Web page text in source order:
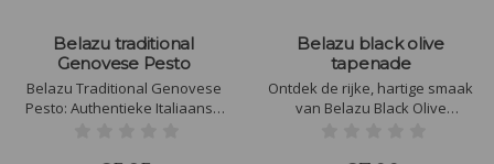
Belazu traditional
Genovese Pesto
Belazu Traditional Genovese
Pesto: Authentieke Italiaanse
Belazu black olive
tapenade
Ontdek de rijke, hartige smaak
van Belazu Black Olive